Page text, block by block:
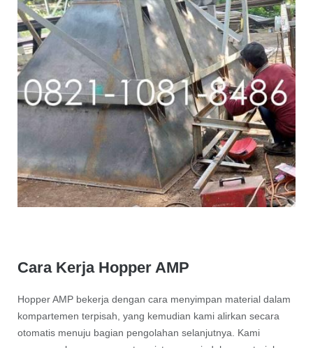
Cara Kerja Hopper AMP
Hopper AMP bekerja dengan cara menyimpan material dalam
kompartemen terpisah, yang kemudian kami alirkan secara
otomatis menuju bagian pengolahan selanjutnya. Kami